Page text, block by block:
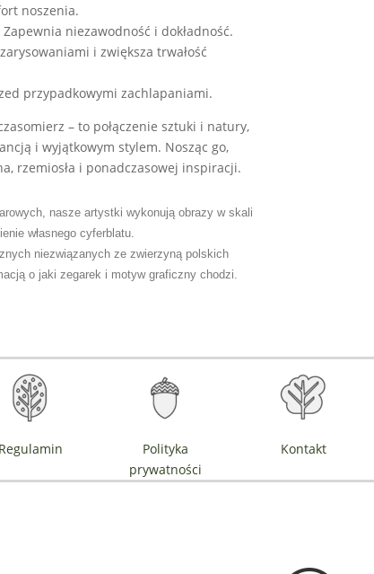
noszenia.
niezawodność i dokładność.
i zwiększa trwałość
przypadkowymi zachlapaniami.
– to połączenie sztuki i natury,
i wyjątkowym stylem. Nosząc go,
rzemiosła i ponadczasowej inspiracji.
nasze artystki wykonują obrazy w skali
własnego cyferblatu.
niezwiązanych ze zwierzyną polskich
o jaki zegarek i motyw graficzny chodzi.
Regulamin
Polityka
prywatności
Kontakt